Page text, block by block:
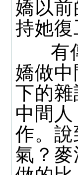
嬌以
持她復
有
嬌做
下的
中間
作。
氣？